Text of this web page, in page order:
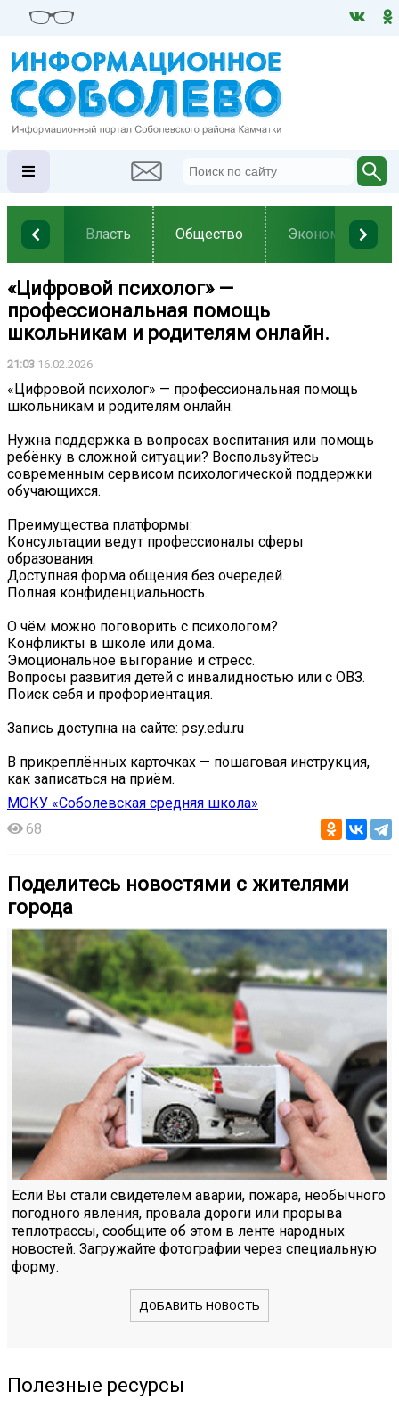
Власть Общество Экономика
«Цифровой психолог» —
профессиональная помощь
школьникам и родителям онлайн.
21:03 16.02.2026
«Цифровой психолог» — профессиональная помощь
школьникам и родителям онлайн.
Нужна поддержка в вопросах воспитания или помощь
ребёнку в сложной ситуации? Воспользуйтесь
современным сервисом психологической поддержки
обучающихся.
Преимущества платформы:
Консультации ведут профессионалы сферы
образования.
Доступная форма общения без очередей.
Полная конфиденциальность.
О чём можно поговорить с психологом?
Конфликты в школе или дома.
Эмоциональное выгорание и стресс.
Вопросы развития детей с инвалидностью или с ОВЗ.
Поиск себя и профориентация.
Запись доступна на сайте: psy.edu.ru
В прикреплённых карточках — пошаговая инструкция,
как записаться на приём.
МОКУ «Соболевская средняя школа»
68
Поделитесь новостями с жителями
города
Если Вы стали свидетелем аварии, пожара, необычного
погодного явления, провала дороги или прорыва
теплотрассы, сообщите об этом в ленте народных
новостей. Загружайте фотографии через специальную
форму.
ДОБАВИТЬ НОВОСТЬ
Полезные ресурсы